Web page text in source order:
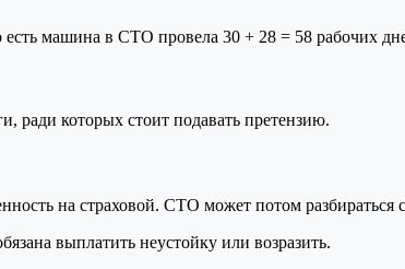
машина в СТО провела 30 + 28 = 58 рабочих
ради которых стоит подавать претензию.
на страховой. СТО может потом разбираться
выплатить неустойку или возразить.